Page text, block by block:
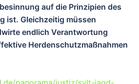
auf die Prinzipien des
ist. Gleichzeitig müssen
endlich Verantwortung
Herdenschutzmaßnahmen